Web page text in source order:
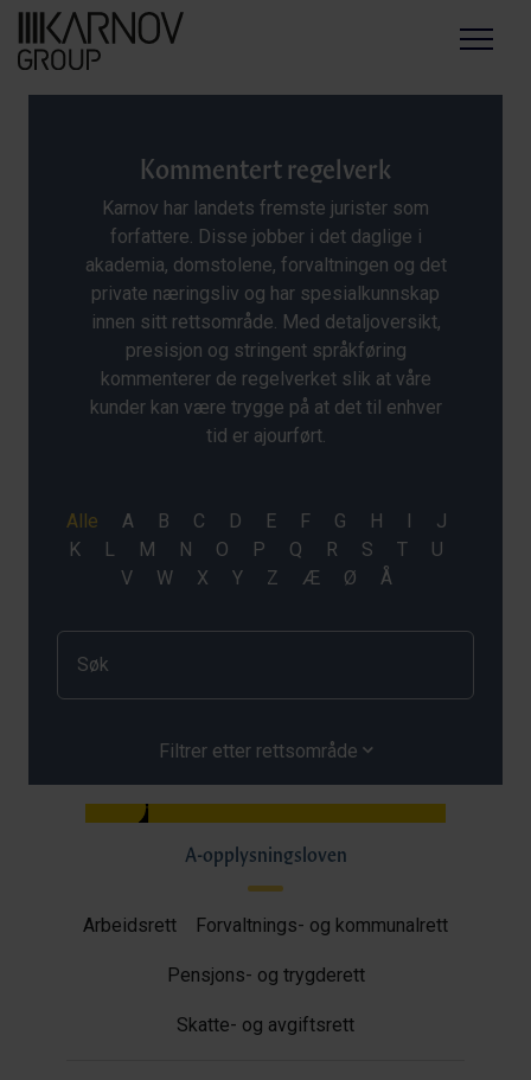
Menu
Kommentert regelverk
Karnov har landets fremste jurister som
forfattere. Disse jobber i det daglige i
akademia, domstolene, forvaltningen og det
private næringsliv og har spesialkunnskap
innen sitt rettsområde. Med detaljoversikt,
presisjon og stringent språkføring
kommenterer de regelverket slik at våre
kunder kan være trygge på at det til enhver
tid er ajourført.
Filtrer etter rettsområde
A-opplysningsloven
Arbeidsrett Forvaltnings- og kommunalrett
Pensjons- og trygderett
Skatte- og avgiftsrett